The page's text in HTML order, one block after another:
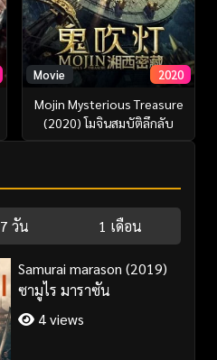
Movie 2020
Mojin Mysterious Treasure
(2020) โมจินสมบัติลึกลับ
7 วัน 1 เดือน
Samurai marason (2019)
ซามูไร มาราซัน
4 views